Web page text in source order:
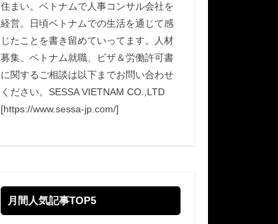
住まい。ベトナムで人事コンサル会社を
経営。日頃ベトナムでの生活を通じて感
じたことを書き留めていってます。人材
募集、ベトナム就職、ビザ＆労働許可書
に関するご相談は以下までお問い合わせ
ください。SESSA VIETNAM CO.,LTD
[https://www.sessa-jp.com/]
月間人気記事TOP5